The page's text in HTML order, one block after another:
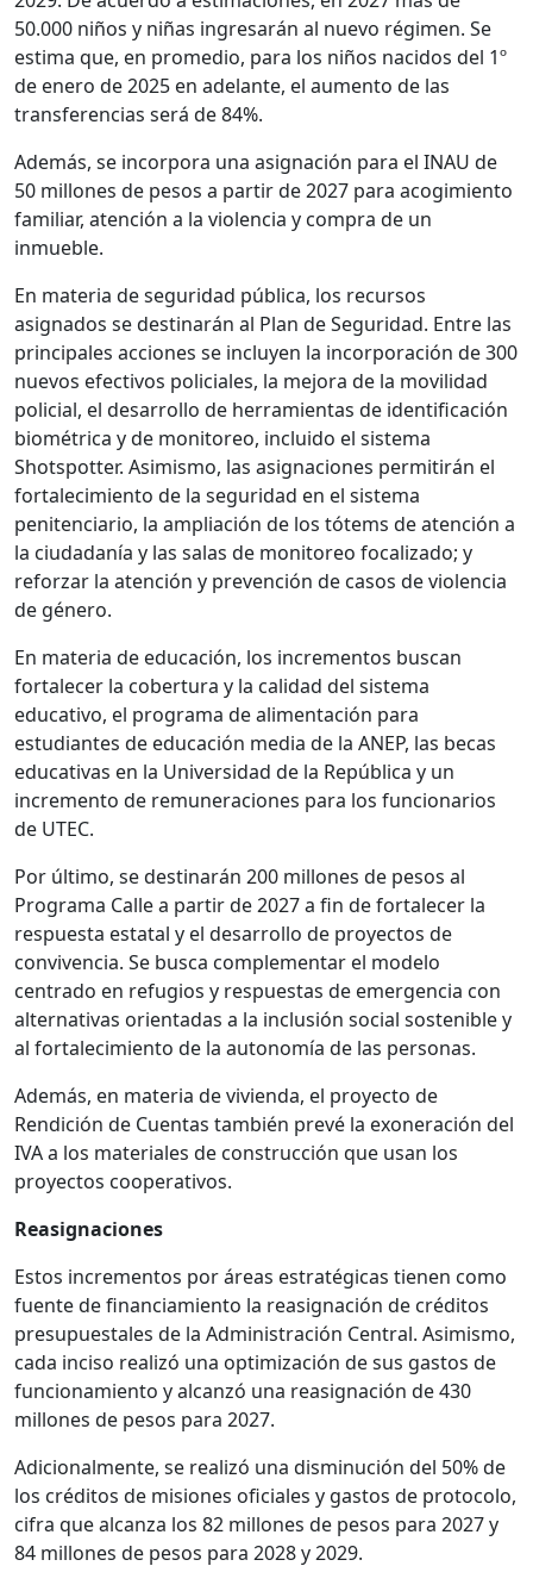
50.000 niños y niñas ingresarán al nuevo régimen. Se
estima que, en promedio, para los niños nacidos del 1º
de enero de 2025 en adelante, el aumento de las
transferencias será de 84%.
Además, se incorpora una asignación para el INAU de
50 millones de pesos a partir de 2027 para acogimiento
familiar, atención a la violencia y compra de un
inmueble.
En materia deseguridad pública, los recursos
asignados se destinarán al Plan de Seguridad. Entre las
principales acciones se incluyen la incorporación de 300
nuevos efectivos policiales, la mejora de la movilidad
policial, el desarrollo de herramientas de identificación
biométrica y de monitoreo, incluido el sistema
Shotspotter. Asimismo, las asignaciones permitirán el
fortalecimiento de la seguridad en el sistema
penitenciario, la ampliación de los tótems de atención a
la ciudadanía y las salas de monitoreo focalizado; y
reforzar la atención y prevención de casos de violencia
de género.
En materia de educación, los incrementos buscan
fortalecer la cobertura y la calidad del sistema
educativo, el programa de alimentación para
estudiantes de educación media de la ANEP, las becas
educativas en la Universidad de la República y un
incremento de remuneraciones para los funcionarios
de UTEC.
Por último, se destinarán 200 millones de pesos al
Programa Calle a partir de 2027 a fin de fortalecer la
respuesta estatal y el desarrollo de proyectos de
convivencia. Se busca complementar el modelo
centrado en refugios y respuestas de emergencia con
alternativas orientadas a la inclusión social sostenible y
al fortalecimiento de la autonomía de las personas.
Además, en materia de vivienda, el proyecto de
Rendición de Cuentas también prevé la exoneración del
IVA a los materiales de construcción que usan los
proyectos cooperativos.
Reasignaciones
Estos incrementos por áreas estratégicas tienen como
fuente de financiamiento la reasignación de créditos
presupuestales de la Administración Central. Asimismo,
cada inciso realizó una optimización de sus gastos de
funcionamiento y alcanzó una reasignación de 430
millones de pesos para 2027.
Adicionalmente, se realizó una disminución del 50% de
los créditos de misiones oficiales y gastos de protocolo,
cifra que alcanza los 82 millones de pesos para 2027 y
84 millones de pesos para 2028 y 2029.